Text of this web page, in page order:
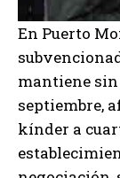
En Puerto
mantiene sin
septiembre,
kínder a